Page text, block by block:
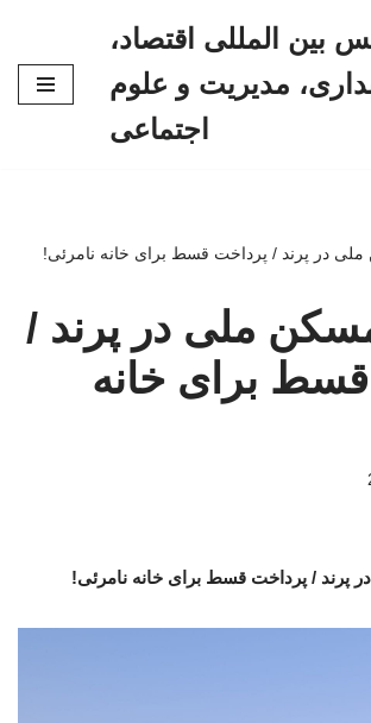
بین المللی اقتصاد،
مدیریت و علوم
اجتماعی
در پرند / پرداخت قسط برای خانه نامرئی!
ملی در پرند /
برای خانه
پرند / پرداخت قسط برای خانه نامرئی!